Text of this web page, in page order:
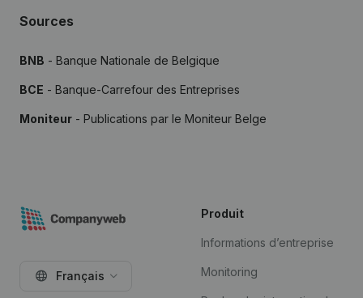
Sources
BNB - Banque Nationale de Belgique
BCE - Banque-Carrefour des Entreprises
Moniteur - Publications par le Moniteur Belge
Français
Produit
Informations d’entreprise
Monitoring